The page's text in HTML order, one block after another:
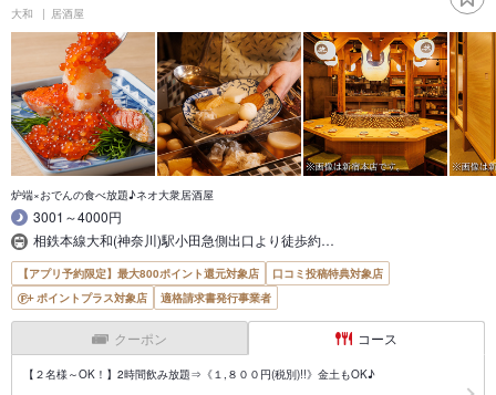
大和 居酒屋
炉端×おでんの食べ放題♪ネオ大衆居酒屋
3001～4000円
相鉄本線大和(神奈川)駅小田急側出口より徒歩約…
【アプリ予約限定】最大800ポイント還元対象店
口コミ投稿特典対象店
ポイントプラス対象店
適格請求書発行事業者
クーポン コース
【２名様～OK！】2時間飲み放題⇒《１,８００円(税別)!!》金土もOK♪